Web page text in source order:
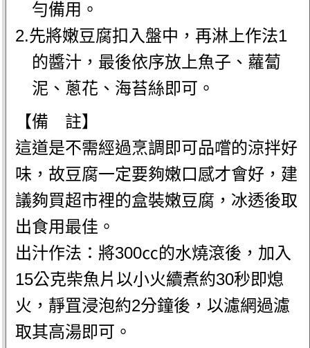
勻備用。
2.先將嫩豆腐扣入盤中，再淋上作法1
的醬汁，最後依序放上魚子、蘿蔔
泥、蔥花、海苔絲即可。
【備 註】
這道是不需經過烹調即可品嚐的涼拌好
味，故豆腐一定要夠嫩口感才會好，建
議夠買超市裡的盒裝嫩豆腐，冰透後取
出食用最佳。
出汁作法：將300㏄的水燒滾後，加入
15公克柴魚片以小火續煮約30秒即熄
火，靜罝浸泡約2分鐘後，以濾網過濾
取其高湯即可。